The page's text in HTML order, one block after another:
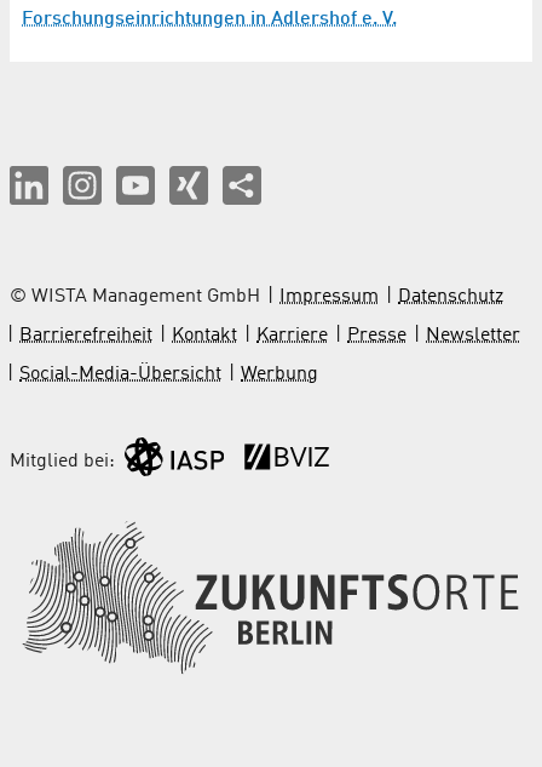
Forschungseinrichtungen in Adlershof e. V.
© WISTA Management GmbH Impressum
Datenschutz
Barrierefreiheit
Kontakt Karriere Presse
Newsletter
Social-Media-Übersicht
Werbung
Mitglied bei: